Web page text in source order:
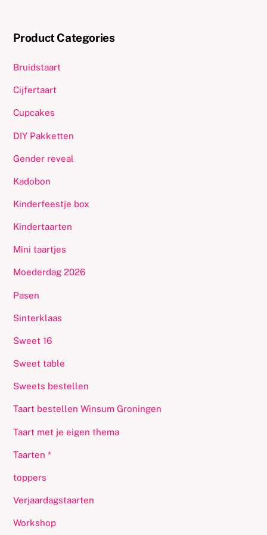
Product Categories
Bruidstaart
Cijfertaart
Cupcakes
DIY Pakketten
Gender reveal
Kadobon
Kinderfeestje box
Kindertaarten
Mini taartjes
Moederdag 2026
Pasen
Sinterklaas
Sweet 16
Sweet table
Sweets bestellen
Taart bestellen Winsum Groningen
Taart met je eigen thema
Taarten *
toppers
Verjaardagstaarten
Workshop